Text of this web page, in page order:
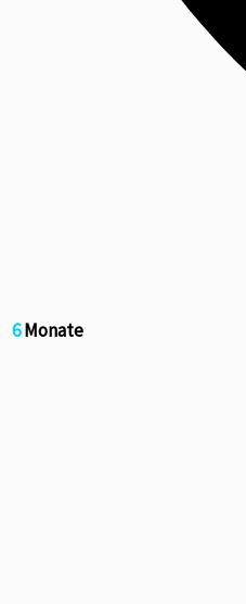
6Monate